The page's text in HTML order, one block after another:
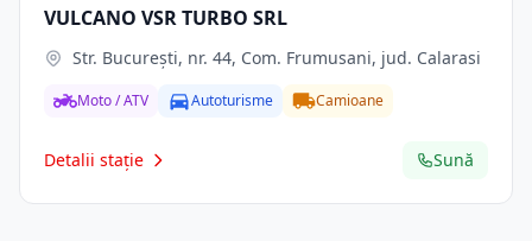
VULCANO VSR TURBO SRL
Str. Bucureşti, nr. 44, Com. Frumusani, jud. Calarasi
Moto / ATV Autoturisme Camioane
Detalii stație Sună